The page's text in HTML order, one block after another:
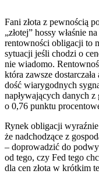
Fani złota z pewnością
„złotej” hossy właśnie
rentowności obligacji to
sytuacji jeśli chodzi o
nie wiadomo.
która zawsze
dość wiarygodnych
napływających danych
o 0,76 punktu
Rynek obligacji
że nadchodzące z
– doprowadzić do
od tego, czy Fed tego
dla cen złota w krótkim